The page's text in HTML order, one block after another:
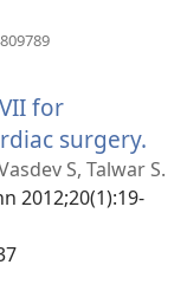
պատուհան)
for
surgery.
է
S, Talwar S.
2012;20(1):19-